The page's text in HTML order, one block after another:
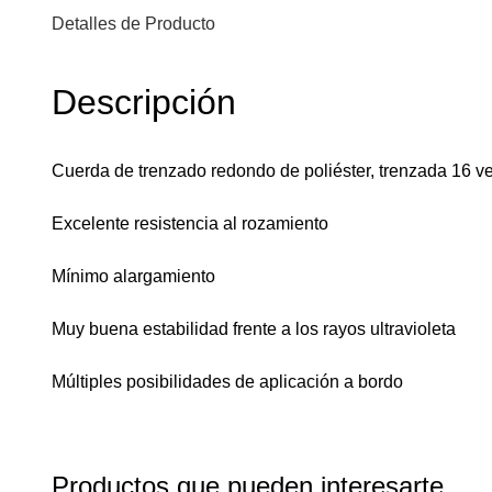
Detalles de Producto
Descripción
Cuerda de trenzado redondo de poliéster, trenzada 16
Excelente resistencia al rozamiento
Mínimo alargamiento
Muy buena estabilidad frente a los rayos ultravioleta
Múltiples posibilidades de aplicación a bordo
Productos que pueden interesarte